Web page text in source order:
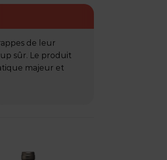
de leur
sûr. Le produit
majeur et